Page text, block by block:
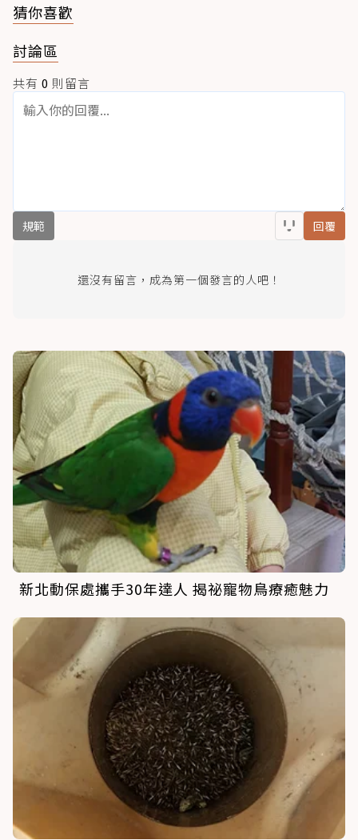
猜你喜歡
討論區
共有 0 則留言
規範 回覆
還沒有留言，成為第一個發言的人吧！
新北動保處攜手30年達人 揭祕寵物鳥療癒魅力